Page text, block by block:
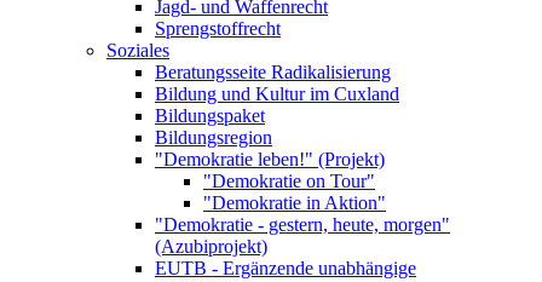
Jagd- und Waffenrecht
Sprengstoffrecht
Soziales
Beratungsseite Radikalisierung
Bildung und Kultur im Cuxland
Bildungspaket
Bildungsregion
"Demokratie leben!" (Projekt)
"Demokratie on Tour"
"Demokratie in Aktion"
"Demokratie - gestern, heute, morgen"
(Azubiprojekt)
EUTB - Ergänzende unabhängige